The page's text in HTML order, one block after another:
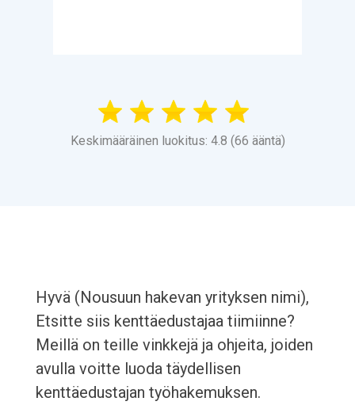
Keskimääräinen luokitus: 4.8 (66 ääntä)
Hyvä (Nousuun hakevan yrityksen nimi),
Etsitte siis kenttäedustajaa tiimiinne?
Meillä on teille vinkkejä ja ohjeita, joiden
avulla voitte luoda täydellisen
kenttäedustajan työhakemuksen.